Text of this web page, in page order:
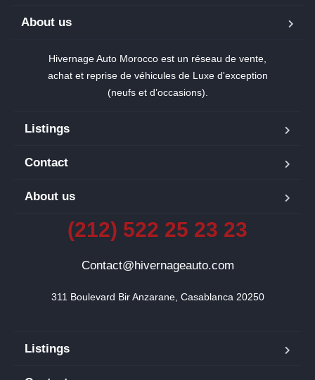
About us
Hivernage Auto Morocco est un réseau de vente,
achat et reprise de véhicules de Luxe d'exception
(neufs et d’occasions).
Listings
Contact
About us
(212) 522 25 23 23
Contact@hivernageauto.com
311 Boulevard Bir Anzarane, Casablanca 20250
Listings